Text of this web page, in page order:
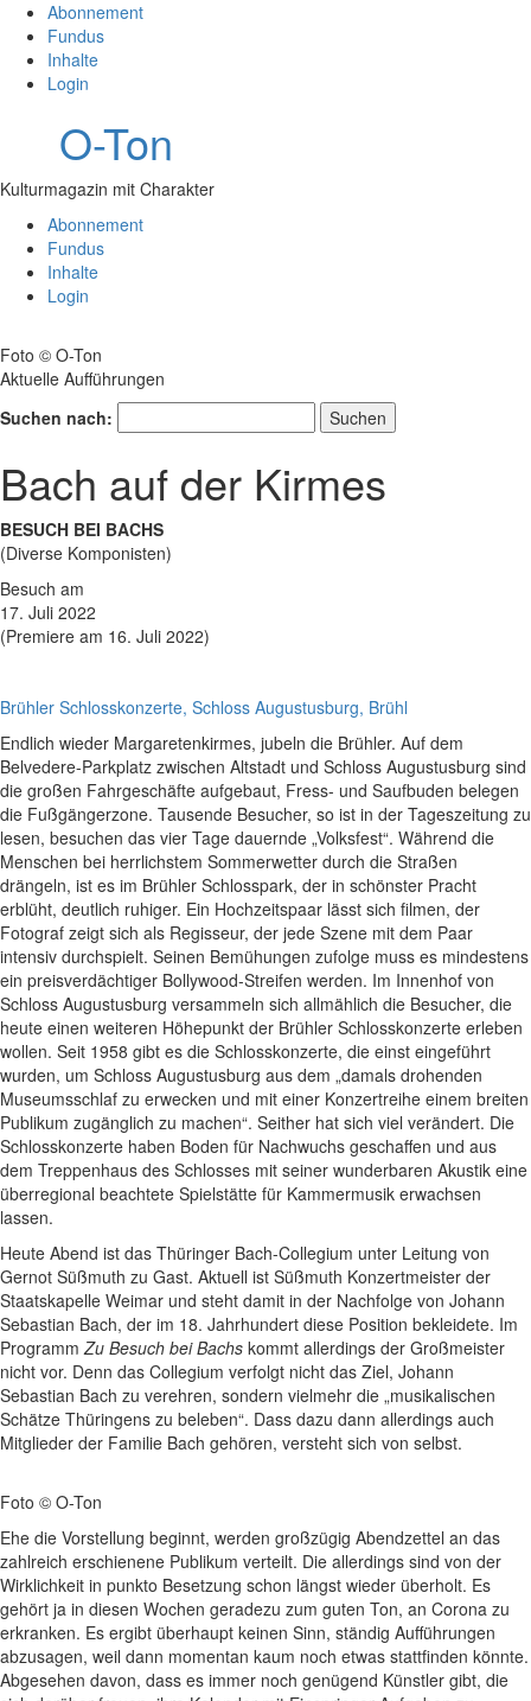
Abonnement
Fundus
Inhalte
Login
O-Ton
Kulturmagazin mit Charakter
Abonnement
Fundus
Inhalte
Login
Foto © O-Ton
Aktuelle Aufführungen
Suchen nach:
Bach auf der Kirmes
BESUCH BEI BACHS
(Diverse Komponisten)
Besuch am
17. Juli 2022
(Premiere am 16. Juli 2022)
Brühler Schlosskonzerte, Schloss Augustusburg, Brühl
Endlich wieder Margaretenkirmes, jubeln die Brühler. Auf dem
Belvedere-Parkplatz zwischen Altstadt und Schloss Augustusburg sind
die großen Fahrgeschäfte aufgebaut, Fress- und Saufbuden belegen
die Fußgängerzone. Tausende Besucher, so ist in der Tageszeitung zu
lesen, besuchen das vier Tage dauernde „Volksfest“. Während die
Menschen bei herrlichstem Sommerwetter durch die Straßen
drängeln, ist es im Brühler Schlosspark, der in schönster Pracht
erblüht, deutlich ruhiger. Ein Hochzeitspaar lässt sich filmen, der
Fotograf zeigt sich als Regisseur, der jede Szene mit dem Paar
intensiv durchspielt. Seinen Bemühungen zufolge muss es mindestens
ein preisverdächtiger Bollywood-Streifen werden. Im Innenhof von
Schloss Augustusburg versammeln sich allmählich die Besucher, die
heute einen weiteren Höhepunkt der Brühler Schlosskonzerte erleben
wollen. Seit 1958 gibt es die Schlosskonzerte, die einst eingeführt
wurden, um Schloss Augustusburg aus dem „damals drohenden
Museumsschlaf zu erwecken und mit einer Konzertreihe einem breiten
Publikum zugänglich zu machen“. Seither hat sich viel verändert. Die
Schlosskonzerte haben Boden für Nachwuchs geschaffen und aus
dem Treppenhaus des Schlosses mit seiner wunderbaren Akustik eine
überregional beachtete Spielstätte für Kammermusik erwachsen
lassen.
Heute Abend ist das Thüringer Bach-Collegium unter Leitung von
Gernot Süßmuth zu Gast. Aktuell ist Süßmuth Konzertmeister der
Staatskapelle Weimar und steht damit in der Nachfolge von Johann
Sebastian Bach, der im 18. Jahrhundert diese Position bekleidete. Im
ProgrammZu Besuch bei Bachs kommt allerdings der Großmeister
nicht vor. Denn das Collegium verfolgt nicht das Ziel, Johann
Sebastian Bach zu verehren, sondern vielmehr die „musikalischen
Schätze Thüringens zu beleben“. Dass dazu dann allerdings auch
Mitglieder der Familie Bach gehören, versteht sich von selbst.
Foto © O-Ton
Ehe die Vorstellung beginnt, werden großzügig Abendzettel an das
zahlreich erschienene Publikum verteilt. Die allerdings sind von der
Wirklichkeit in punkto Besetzung schon längst wieder überholt. Es
gehört ja in diesen Wochen geradezu zum guten Ton, an Corona zu
erkranken. Es ergibt überhaupt keinen Sinn, ständig Aufführungen
abzusagen, weil dann momentan kaum noch etwas stattfinden könnte.
Abgesehen davon, dass es immer noch genügend Künstler gibt, die